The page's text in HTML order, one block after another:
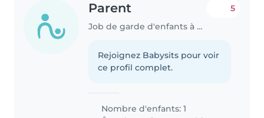
Parent
Job de garde d'enfants à Anzegem
5
Rejoignez Babysits pour voir
ce profil complet.
Nombre d'enfants: 1